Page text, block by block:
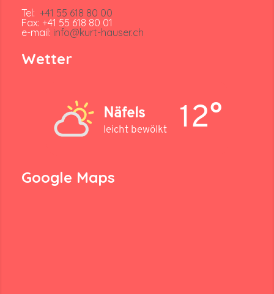
Tel: +41 55 618 80 00
Fax: +41 55 618 80 01
e-mail: info@kurt-hauser.ch
Wetter
Näfels
leicht bewölkt 12°
Google Maps